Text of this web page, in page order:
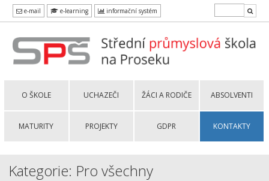
e-mail e-learning informační systém
O ŠKOLE UCHAZEČI ŽÁCI A RODIČE ABSOLVENTI
MATURITY PROJEKTY GDPR KONTAKTY
Kategorie: Pro všechny